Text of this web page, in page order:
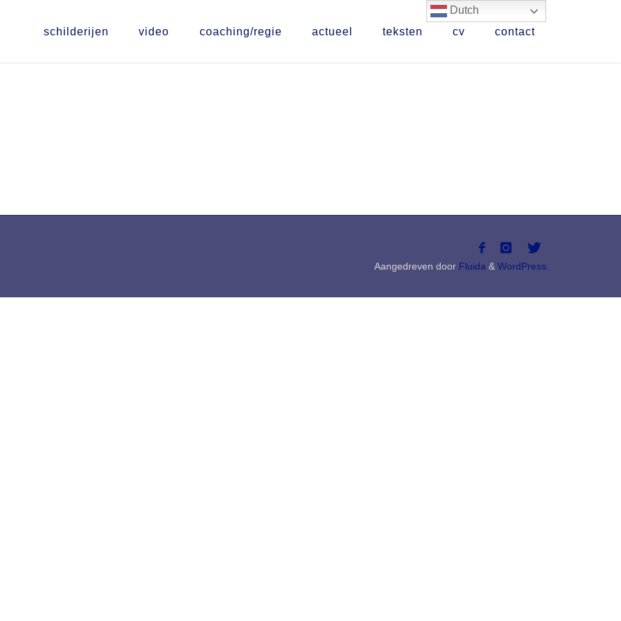
schilderijen video coaching/regie actueel teksten cv contact
Aangedreven door Fluida & WordPress.
Dutch